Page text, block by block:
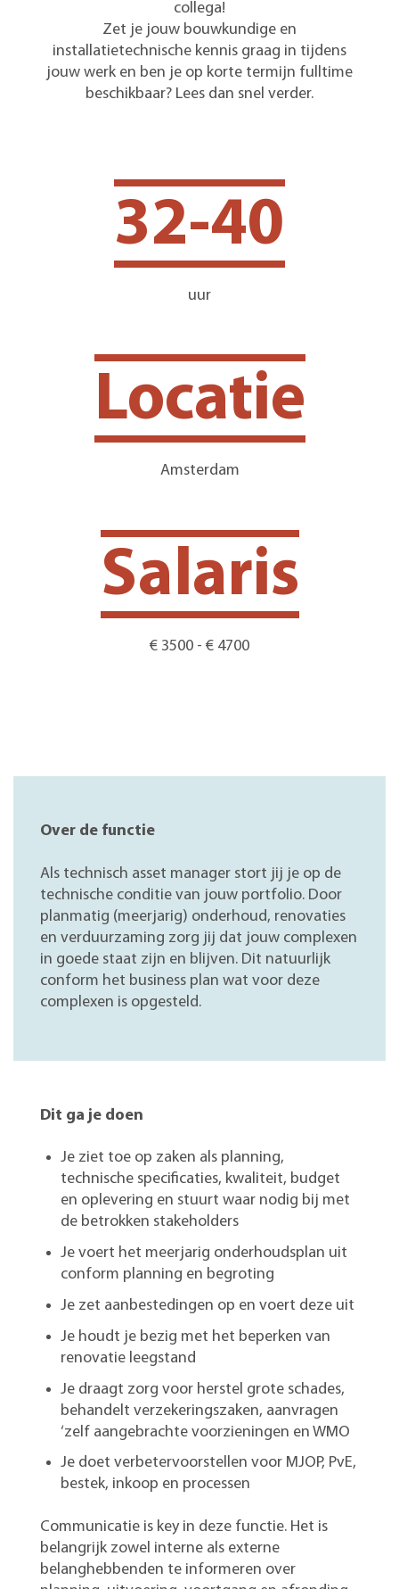
collega!
Zet je jouw bouwkundige en
installatietechnische kennis graag in tijdens
jouw werk en ben je op korte termijn fulltime
beschikbaar? Lees dan snel verder.
32-40
uur
Locatie
Amsterdam
Salaris
€ 3500 - € 4700
Over de functie
Als technisch asset manager stort jij je op de
technische conditie van jouw portfolio. Door
planmatig (meerjarig) onderhoud, renovaties
en verduurzaming zorg jij dat jouw complexen
in goede staat zijn en blijven. Dit natuurlijk
conform het business plan wat voor deze
complexen is opgesteld.
Dit ga je doen
Je ziet toe op zaken als planning,
technische specificaties, kwaliteit, budget
en oplevering en stuurt waar nodig bij met
de betrokken stakeholders
Je voert het meerjarig onderhoudsplan uit
conform planning en begroting
Je zet aanbestedingen op en voert deze uit
Je houdt je bezig met het beperken van
renovatie leegstand
Je draagt zorg voor herstel grote schades,
behandelt verzekeringszaken, aanvragen
‘zelf aangebrachte voorzieningen en WMO
Je doet verbetervoorstellen voor MJOP, PvE,
bestek, inkoop en processen
Communicatie is key in deze functie. Het is
belangrijk zowel interne als externe
belanghebbenden te informeren over